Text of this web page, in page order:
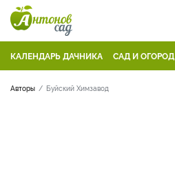
КАЛЕНДАРЬ ДАЧНИКА САД И ОГОРОД
Авторы Буйский Химзавод